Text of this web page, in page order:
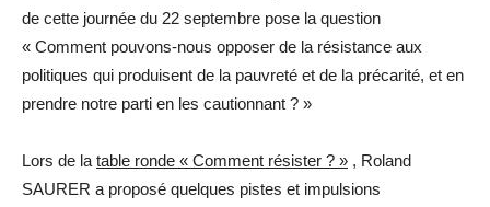
de cette journée du 22 septembre pose la question
« Comment pouvons-nous opposer de la résistance aux
politiques qui produisent de la pauvreté et de la précarité, et en
prendre notre parti en les cautionnant ? »
Lors de la table ronde « Comment résister ? » , Roland
SAURER a proposé quelques pistes et impulsions